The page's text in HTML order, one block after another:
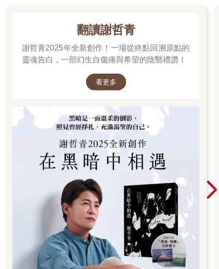
翻讀謝哲青
謝哲青2025年全新創作！一場從終點回溯原點的
靈魂告白，一部幻生自傷痛與希望的陰翳禮讚！
看更多